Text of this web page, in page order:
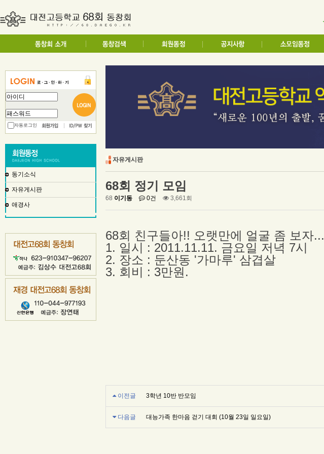
자동로그인
동기소식
자유게시판
애경사
자유게시판
68회 정기 모임
68 이기동 0건 3,661회
68회 친구들아!! 오랫만에 얼굴 좀 보자...
1. 일시 : 2011.11.11. 금요일 저녁 7시
2. 장소 : 둔산동 '가마루' 삼겹살
3. 회비 : 3만원.
이전글 3학년 10반 반모임
다음글 대능가족 한마음 걷기 대회 (10월 23일 일요일)